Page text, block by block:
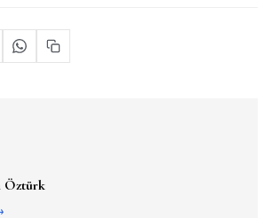
Öztürk